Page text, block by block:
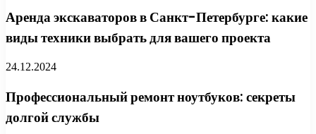
Аренда экскаваторов в Санкт-Петербурге: какие
виды техники выбрать для вашего проекта
24.12.2024
Профессиональный ремонт ноутбуков: секреты
долгой службы